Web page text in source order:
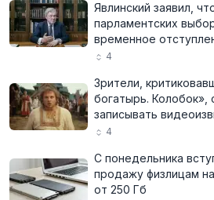
Явлинский заявил,
парламентских
временное
4
Зрители,
богатырь. Колобок»,
записывать
4
С понедельника
продажу физлицам
от 250 Гб